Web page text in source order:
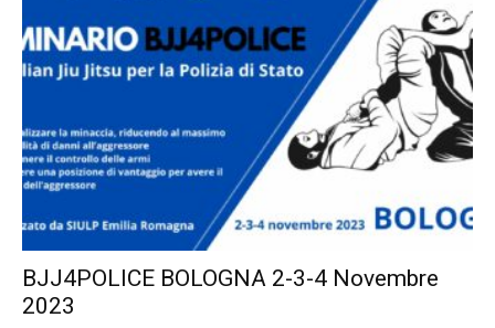
BJJ4POLICE BOLOGNA 2-3-4 Novembre
2023